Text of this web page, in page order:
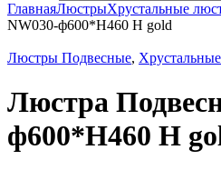
ГлавнаяЛюстрыХрустальные
NW030-ф600*H460 H gold
Люстры Подвесные,
Люстра
ф600*H460 H